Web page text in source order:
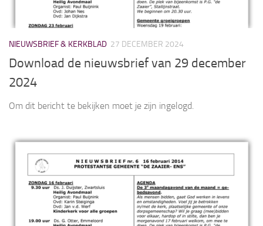
NIEUWSBRIEF & KERKBLAD 27 DECEMBER 2024
Download de nieuwsbrief van 29 december
2024
Om dit bericht te bekijken moet je zijn ingelogd.